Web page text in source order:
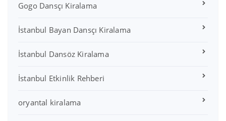
Gogo Dansçı Kiralama
İstanbul Bayan Dansçı Kiralama
İstanbul Dansöz Kiralama
İstanbul Etkinlik Rehberi
oryantal kiralama